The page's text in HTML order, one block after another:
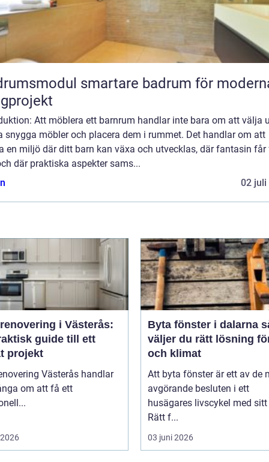
smartare badrum för moderna
Att möblera ett barnrum handlar inte bara om att välja
snygga möbler och placera dem i rummet. Det handlar om att
en miljö där ditt barn kan växa och utvecklas, där fantasin får
där praktiska aspekter sams...
02 juli
i Västerås:
guide till ett
projekt
Västerås handlar
om att få ett
Byta fönster i dalarna så
väljer du rätt lösning
och klimat
Att byta fönster är ett av de
avgörande besluten i ett
husägares livscykel med
Rätt f...
03 juni 2026